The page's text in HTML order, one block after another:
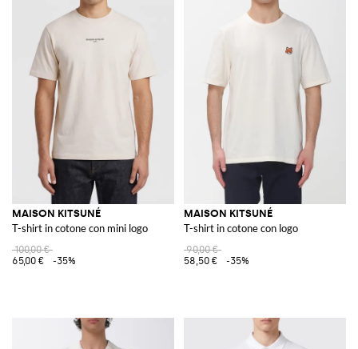
MAISON KITSUNÉ
T-shirt in cotone con mini logo
100,00 €
65,00 €
-35%
MAISON KITSUNÉ
T-shirt in cotone con logo
90,00 €
58,50 €
-35%